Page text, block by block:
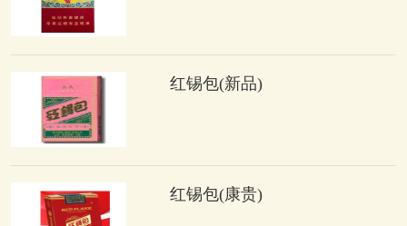
红锡包(新品)
红锡包(康贵)